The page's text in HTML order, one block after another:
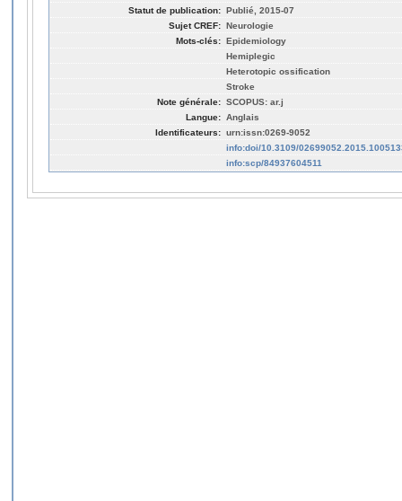
Statut de publication: Publié, 2015-07
Sujet CREF: Neurologie
Mots-clés: Epidemiology
Hemiplegic
Heterotopic ossification
Stroke
Note générale: SCOPUS: ar.j
Langue: Anglais
Identificateurs: urn:issn:0269-9052
info:doi/10.3109/
info:scp/84937604511